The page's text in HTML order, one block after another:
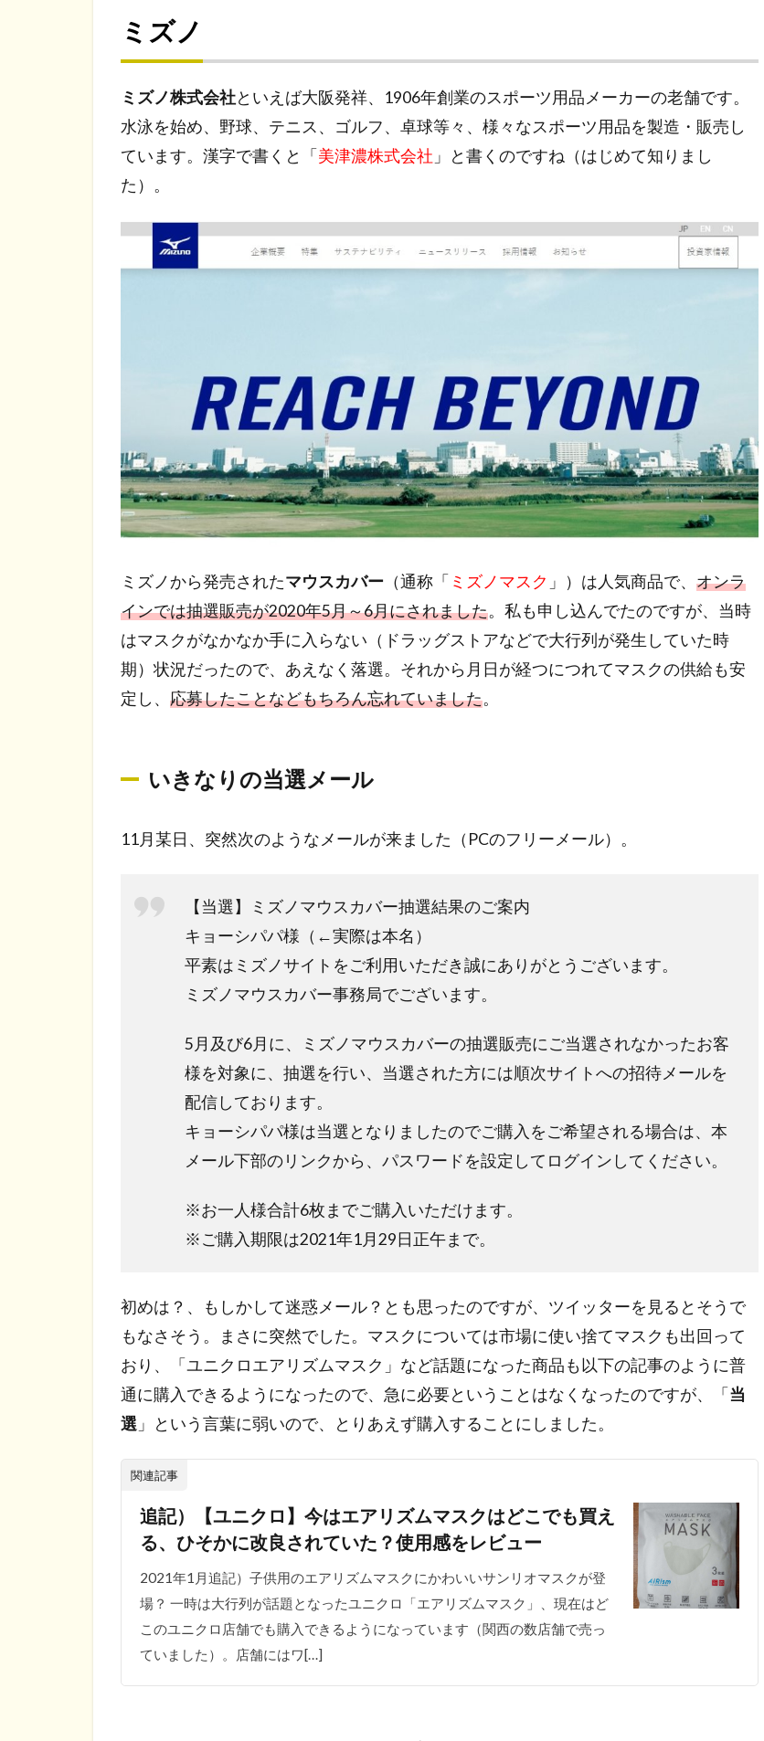
ミズノ
ミズノ株式会社といえば大阪発祥、1906年創業のスポーツ用品メーカーの老舗です。
水泳を始め、野球、テニス、ゴルフ、卓球等々、様々なスポーツ用品を製造・販売し
ています。漢字で書くと「 美津濃株式会社 」と書くのですね（はじめて知りまし
た）。
ミズノから発売されたマウスカバー （通称「 ミズノマスク 」）は人気商品で、 オンラ
インでは抽選販売が2020年5月～6月にされました。私も申し込んでたのですが、当時
はマスクがなかなか手に入らない（ドラッグストアなどで大行列が発生していた時
期）状況だったので、あえなく落選。それから月日が経つにつれてマスクの供給も安
定し、 応募したことなどもちろん忘れていました。
いきなりの当選メール
11月某日、突然次のようなメールが来ました（PCのフリーメール）。
【当選】ミズノマウスカバー抽選結果のご案内
キョーシパパ様（←実際は本名）
平素はミズノサイトをご利用いただき誠にありがとうございます。
ミズノマウスカバー事務局でございます。
5月及び6月に、ミズノマウスカバーの抽選販売にご当選されなかったお客
様を対象に、抽選を行い、当選された方には順次サイトへの招待メールを
配信しております。
キョーシパパ様は当選となりましたのでご購入をご希望される場合は、本
メール下部のリンクから、パスワードを設定してログインしてください。
※お一人様合計6枚までご購入いただけます。
※ご購入期限は2021年1月29日正午まで。
初めは？、もしかして迷惑メール？とも思ったのですが、ツイッターを見るとそうで
もなさそう。まさに突然でした。マスクについては市場に使い捨てマスクも出回って
おり、「ユニクロエアリズムマスク」など話題になった商品も以下の記事のように普
通に購入できるようになったので、急に必要ということはなくなったのですが、「当
選 」という言葉に弱いので、とりあえず購入することにしました。
関連記事
追記）【ユニクロ】今はエアリズムマスクはどこでも買え
る、ひそかに改良されていた？使用感をレビュー
2021年1月追記）子供用のエアリズムマスクにかわいいサンリオマスクが登
場？ 一時は大行列が話題となったユニクロ「エアリズムマスク」、現在はど
このユニクロ店舗でも購入できるようになっています（関西の数店舗で売っ
ていました）。店舗にはワ[…]